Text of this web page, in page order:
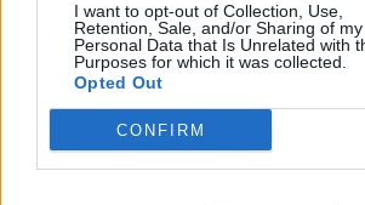
I want to opt-out of Collection, Use,
Retention, Sale, and/or Sharing of my
Personal Data that Is Unrelated with
Purposes for which it was collected.
Opted Out
CONFIRM
29/07/2026 - 08:33